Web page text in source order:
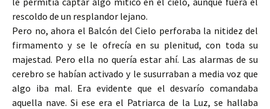
rescoldo de un resplandor lejano.
Pero no, ahora el Balcón del Cielo perforaba la nitidez del
firmamento y se le ofrecía en su plenitud, con toda su
majestad. Pero ella no quería estar ahí. Las alarmas de su
cerebro se habían activado y le susurraban a media voz que
algo iba mal. Era evidente que el desvarío comandaba
aquella nave. Si ese era el Patriarca de la Luz, se hallaba